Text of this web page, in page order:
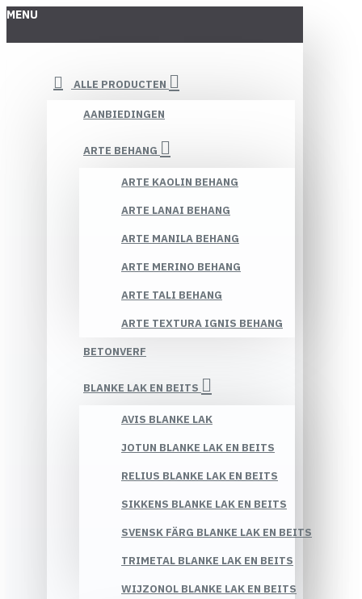
MENU
ALLE PRODUCTEN
AANBIEDINGEN
ARTE BEHANG
ARTE KAOLIN BEHANG
ARTE LANAI BEHANG
ARTE MANILA BEHANG
ARTE MERINO BEHANG
ARTE TALI BEHANG
ARTE TEXTURA IGNIS BEHANG
BETONVERF
BLANKE LAK EN BEITS
AVIS BLANKE LAK
JOTUN BLANKE LAK EN BEITS
RELIUS BLANKE LAK EN BEITS
SIKKENS BLANKE LAK EN BEITS
SVENSK FÄRG BLANKE LAK EN BEITS
TRIMETAL BLANKE LAK EN BEITS
WIJZONOL BLANKE LAK EN BEITS